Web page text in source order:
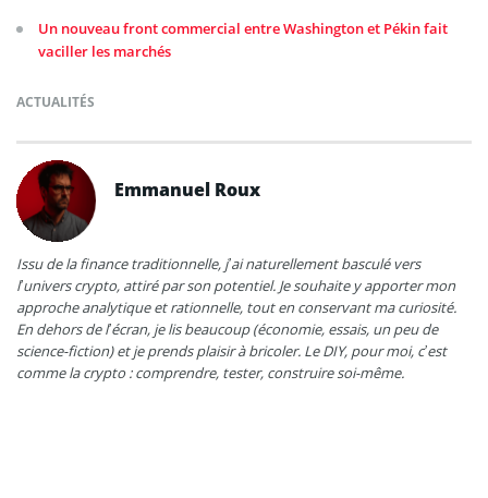
Un nouveau front commercial entre Washington et Pékin fait
vaciller les marchés
ACTUALITÉS
Emmanuel Roux
Issu de la finance traditionnelle, j’ai naturellement basculé vers
l’univers crypto, attiré par son potentiel. Je souhaite y apporter mon
approche analytique et rationnelle, tout en conservant ma curiosité.
En dehors de l’écran, je lis beaucoup (économie, essais, un peu de
science-fiction) et je prends plaisir à bricoler. Le DIY, pour moi, c’est
comme la crypto : comprendre, tester, construire soi-même.